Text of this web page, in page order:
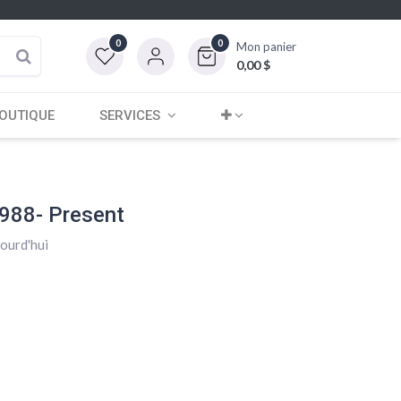
0 0 Mon panier
0,00$
SERVICES
Present